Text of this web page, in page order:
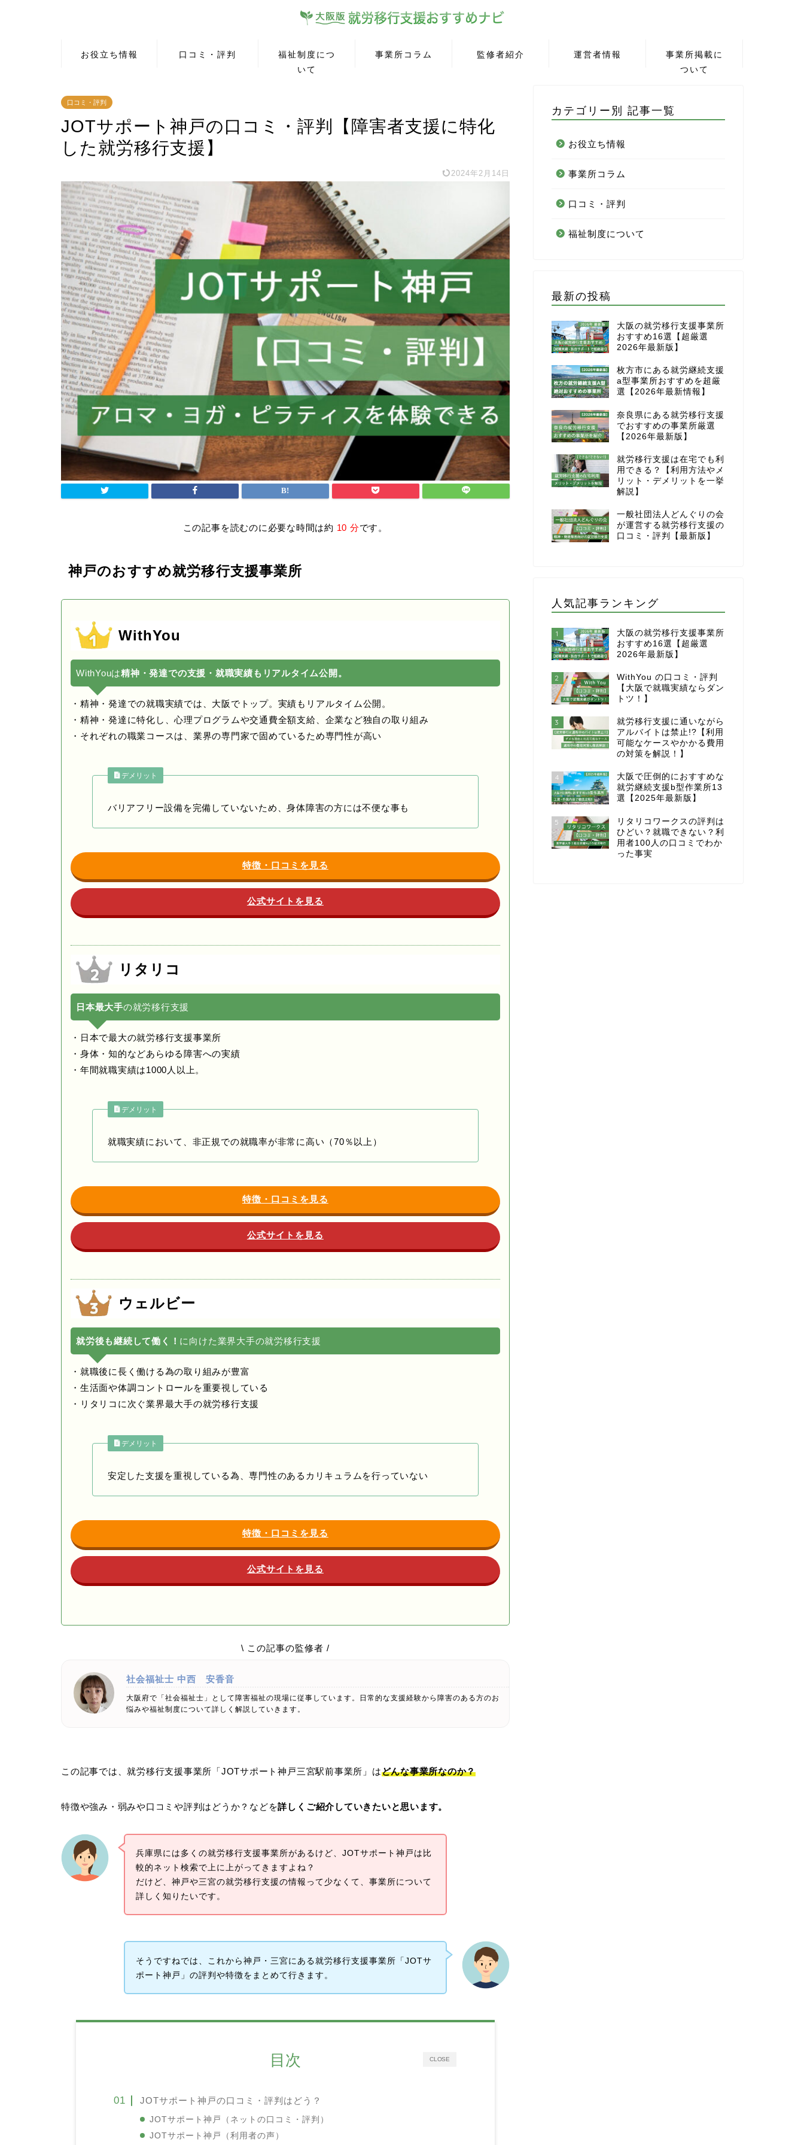
お役立ち情報 口コミ・評判
福祉制度につ
いて
事業所コラム 監修者紹介 運営者情報
事業所掲載に
ついて
口コミ・評判
JOTサポート神戸の口コミ・評判【障害者支援に特化
した就労移行支援】
2024年2月14日
この記事を読むのに必要な時間は約 10 分です。
神戸のおすすめ就労移行支援事業所
WithYou
WithYouは精神・発達での支援・就職実績もリアルタイム公開。
・精神・発達での就職実績では、大阪でトップ。実績もリアルタイム公開。
・精神・発達に特化し、心理プログラムや交通費全額支給、企業など独自の取り組み
・それぞれの職業コースは、業界の専門家で固めているため専門性が高い
デメリット
バリアフリー設備を完備していないため、身体障害の方には不便な事も
特徴・口コミを見る
公式サイトを見る
リタリコ
日本最大手の就労移行支援
・日本で最大の就労移行支援事業所
・身体・知的などあらゆる障害への実績
・年間就職実績は1000人以上。
デメリット
就職実績において、非正規での就職率が非常に高い（70％以上）
特徴・口コミを見る
公式サイトを見る
ウェルビー
就労後も継続して働く！ に向けた業界大手の就労移行支援
・就職後に長く働ける為の取り組みが豊富
・生活面や体調コントロールを重要視している
・リタリコに次ぐ業界最大手の就労移行支援
デメリット
安定した支援を重視している為、専門性のあるカリキュラムを行っていない
特徴・口コミを見る
公式サイトを見る
\ この記事の監修者 /
社会福祉士中西 安香音
大阪府で「社会福祉士」として障害福祉の現場に従事しています。日常的な支援経験から障害のある方のお
悩みや福祉制度について詳しく解説していきます。
この記事では、就労移行支援事業所「JOTサポート神戸三宮駅前事業所」はどんな事業所なのか？
特徴や強み・弱みや口コミや評判はどうか？などを詳しくご紹介していきたいと思います。
兵庫県には多くの就労移行支援事業所があるけど、JOTサポート神戸は比
較的ネット検索で上に上がってきますよね？
だけど、神戸や三宮の就労移行支援の情報って少なくて、事業所について
詳しく知りたいです。
そうですねでは、これから神戸・三宮にある就労移行支援事業所「JOTサ
ポート神戸」の評判や特徴をまとめて行きます。
CLOSE
目次
JOTサポート神戸の口コミ・評判はどう？
JOTサポート神戸（ネットの口コミ・評判）
JOTサポート神戸（利用者の声）
カテゴリー別 記事一覧
お役立ち情報
事業所コラム
口コミ・評判
福祉制度について
最新の投稿
大阪の就労移行支援事業所
おすすめ16選【超厳選
2026年最新版】
枚方市にある就労継続支援
a型事業所おすすめを超厳
選【2026年最新情報】
奈良県にある就労移行支援
でおすすめの事業所厳選
【2026年最新版】
就労移行支援は在宅でも利
用できる？【利用方法やメ
リット・デメリットを一挙
解説】
一般社団法人どんぐりの会
が運営する就労移行支援の
口コミ・評判【最新版】
人気記事ランキング
1
大阪の就労移行支援事業所
おすすめ16選【超厳選
2026年最新版】
2
WithYou の口コミ・評判
【大阪で就職実績ならダン
トツ！】
3
就労移行支援に通いながら
アルバイトは禁止!?【利用
可能なケースやかかる費用
の対策を解説！】
4
大阪で圧倒的におすすめな
就労継続支援b型作業所13
選【2025年最新版】
5
リタリコワークスの評判は
ひどい？就職できない？利
用者100人の口コミでわか
った事実